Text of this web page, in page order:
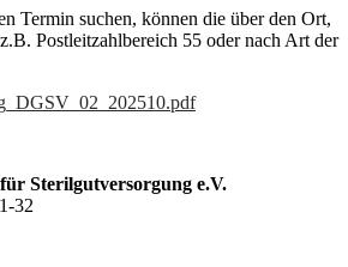
Termin suchen, können die über den Ort,
Postleitzahlbereich 55 oder nach Art der
Sterilgutversorgung e.V.
32